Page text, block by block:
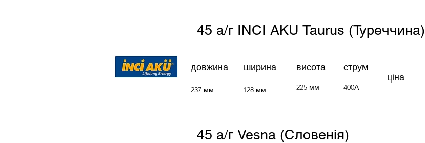
45 а/г INCI AKU Taurus (Туреччина)
довжина ширина
237 мм 128 мм
висота
струм
ціна
225 мм 400А
45 а/г Vesna (Словенія)